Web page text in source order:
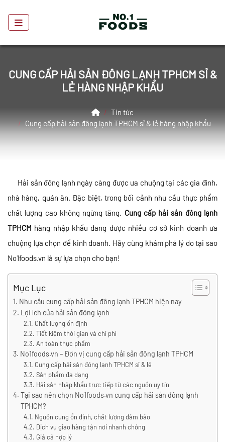
CUNG CẤP HẢI SẢN ĐÔNG LẠNH TPHCM SỈ &
LẺ HÀNG NHẬP KHẨU
HomeTin tức
Cung cấp hải sản đông lạnh TPHCM sỉ & lẻ hàng nhập khẩu
Hải sản đông lạnh ngày càng được ưa chuộng tại các gia đình,
nhà hàng, quán ăn. Đặc biệt, trong bối cảnh nhu cầu thực phẩm
chất lượng cao không ngừng tăng. Cung cấp hải sản đông lạnh
TPHCM hàng nhập khẩu đang được nhiều cơ sở kinh doanh ưa
chuộng lựa chọn để kinh doanh. Hãy cùng khám phá lý do tại sao
No1foods.vn là sự lựa chọn cho bạn!
Mục Lục
Nhu cầu cung cấp hải sản đông lạnh TPHCM hiện nay
Lợi ích của hải sản đông lạnh
Chất lượng ổn định
Tiết kiệm thời gian và chi phí
An toàn thực phẩm
No1foods.vn – Đơn vị cung cấp hải sản đông lạnh TPHCM
Cung cấp hải sản đông lạnh TPHCM sỉ & lẻ
Sản phẩm đa dạng
Hải sản nhập khẩu trực tiếp từ các nguồn uy tín
Tại sao nên chọn No1foods.vn cung cấp hải sản đông lạnh
TPHCM?
Nguồn cung ổn định, chất lượng đảm bảo
Dịch vụ giao hàng tận nơi nhanh chóng
Giá cả hợp lý